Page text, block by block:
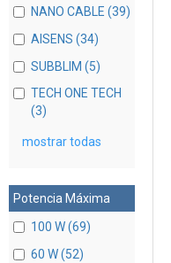
NANO CABLE (39)
AISENS (34)
SUBBLIM (5)
TECH ONE TECH
(3)
mostrar todas
Potencia Máxima
100 W (69)
60 W (52)